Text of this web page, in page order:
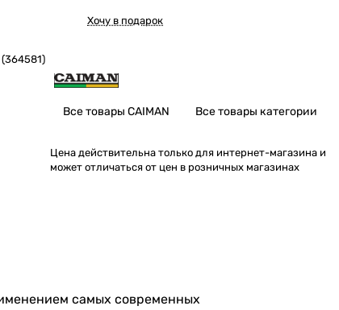
(364581)
Хочу в подарок
Все товары CAIMAN Все товары категории
Цена действительна только для интернет-магазина и
может отличаться от цен в розничных магазинах
самых современных